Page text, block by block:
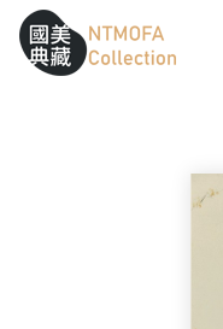
跳到中間主要內容區
網站導覽
:::